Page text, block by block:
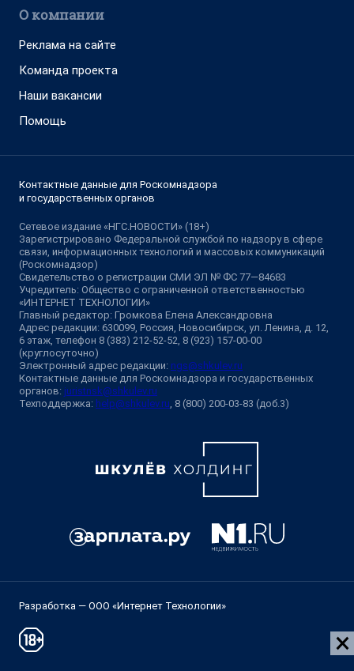
О компании
Реклама на сайте
Команда проекта
Наши вакансии
Помощь
Контактные данные для Роскомнадзора
и государственных органов
Сетевое издание «НГС.НОВОСТИ» (18+)
Зарегистрировано Федеральной службой по надзору в сфере
связи, информационных технологий и массовых коммуникаций
(Роскомнадзор)
Свидетельство о регистрации СМИ ЭЛ № ФС 77—84683
Учредитель: Общество с ограниченной ответственностью
«ИНТЕРНЕТ ТЕХНОЛОГИИ»
Главный редактор: Громкова Елена Александровна
Адрес редакции: 630099, Россия, Новосибирск, ул. Ленина, д. 12,
6 этаж, телефон 8 (383) 212-52-52, 8 (923) 157-00-00
(круглосуточно)
Электронный адрес редакции: ngs@shkulev.ru
Контактные данные для Роскомнадзора и государственных
органов: juristnsk@shkulev.ru
Техподдержка: help@shkulev.ru , 8 (800) 200-03-83 (доб.3)
Разработка — ООО «Интернет Технологии»